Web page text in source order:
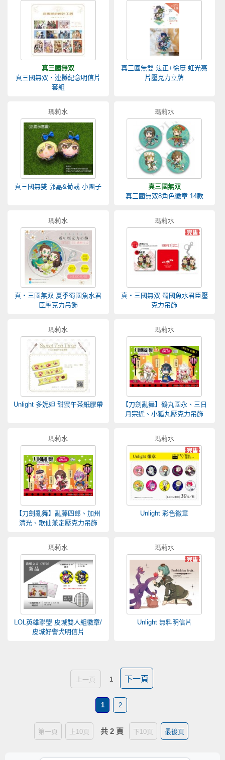
真三國無双
真三國無双‧連攤紀念明信片
套組
真三國無雙 法正+徐庶 虹光亮
片壓克力立牌
瑪莉水
真三國無雙 郭嘉&荀彧 小團子
瑪莉水
真三國無双
真三國無双8角色徽章 14款
瑪莉水
真‧三國無双 夏季蜀國魚水君
臣壓克力吊飾
瑪莉水
真‧三國無双 蜀國魚水君臣壓
克力吊飾
瑪莉水
Unlight 多妮妲 甜蜜午茶紙膠帶
瑪莉水
【刀劍亂舞】鶴丸國永、三日
月宗近、小狐丸壓克力吊飾
瑪莉水
【刀劍亂舞】亂藤四郎、加州
清光、歌仙兼定壓克力吊飾
瑪莉水
Unlight 彩色徽章
瑪莉水
LOL英雄聯盟 皮城雙人組徽章/
皮城好警犬明信片
瑪莉水
Unlight 無料明信片
上一頁 1 下一頁
1 2
第一頁 上10頁 共 2 頁 下10頁 最後頁